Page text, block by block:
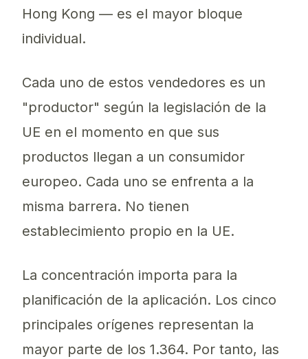
Hong Kong — es el mayor bloque
individual.
Cada uno de estos vendedores es un
"productor" según la legislación de la
UE en el momento en que sus
productos llegan a un consumidor
europeo. Cada uno se enfrenta a la
misma barrera. No tienen
establecimiento propio en la UE.
La concentración importa para la
planificación de la aplicación. Los cinco
principales orígenes representan la
mayor parte de los 1.364. Por tanto, las